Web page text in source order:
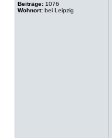
Beiträge: 1076
Wohnort: bei Leipzig